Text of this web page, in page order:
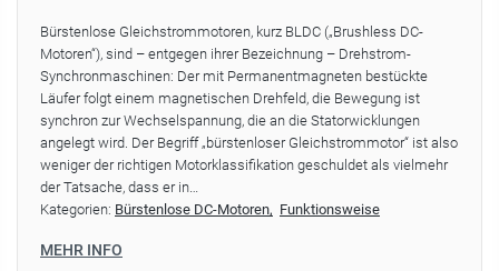
Bürstenlose Gleichstrommotoren, kurz BLDC („Brushless DC-
Motoren“), sind – entgegen ihrer Bezeichnung – Drehstrom-
Synchronmaschinen: Der mit Permanentmagneten bestückte
Läufer folgt einem magnetischen Drehfeld, die Bewegung ist
synchron zur Wechselspannung, die an die Statorwicklungen
angelegt wird. Der Begriff „bürstenloser Gleichstrommotor“ ist also
weniger der richtigen Motorklassifikation geschuldet als vielmehr
der Tatsache, dass er in…
Kategorien: Bürstenlose DC-Motoren Funktionsweise
MEHR INFO